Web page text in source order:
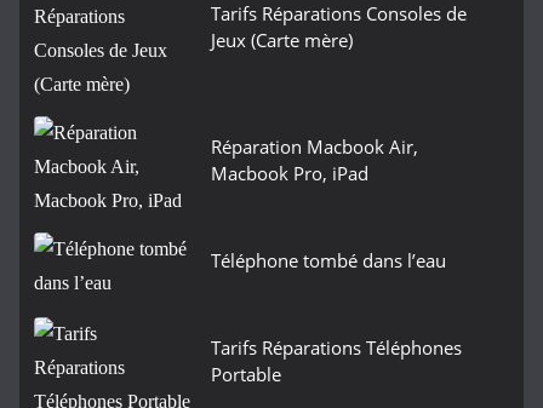
Tarifs Réparations Consoles de
Jeux (Carte mère)
Réparation Macbook Air,
Macbook Pro, iPad
Téléphone tombé dans l’eau
Tarifs Réparations Téléphones
Portable